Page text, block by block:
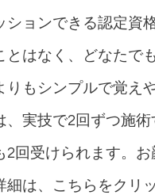
ションできる認定資
とはなく、どなたで
りもシンプルで覚え
、実技で2回ずつ施術
2回受けられます。 お
は、 こちらをクリ